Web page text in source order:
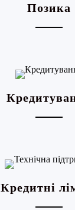
Позика
Кредитні